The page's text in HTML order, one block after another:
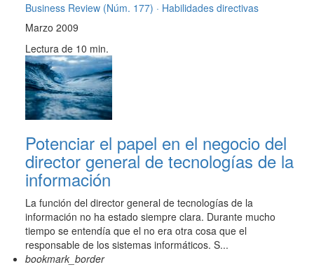
Business Review (Núm. 177) · Habilidades directivas
Marzo 2009
Lectura de 10 min.
Potenciar el papel en el negocio del
director general de tecnologías de la
información
La función del director general de tecnologías de la
información no ha estado siempre clara. Durante mucho
tiempo se entendía que el no era otra cosa que el
responsable de los sistemas informáticos. S...
bookmark_border